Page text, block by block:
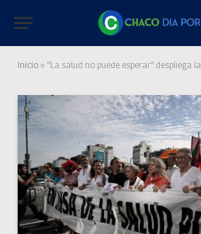
Inicio » “La salud no puede esperar” despliega la marcha federal en Chaco,